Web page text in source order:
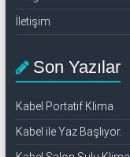
İletişim
Son Yazılar
Kabel Portatif Klima
Kabel ile Yaz Başlıyor.